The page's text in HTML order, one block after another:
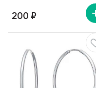
200 ₽